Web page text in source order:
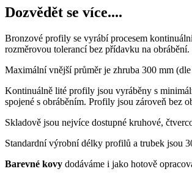
Dozvědět se více....
Bronzové profily se vyrábí procesem
rozměrovou tolerancí bez přídavku na
Maximální vnější průměr je zhruba 300 mm
Kontinuálně lité profily jsou vyráběny s
spojené s obráběním. Profily jsou zároveň bez
Skladově jsou nejvíce dostupné kruhové,
Standardní výrobní délky profilů a trubek jsou
Barevné kovy dodáváme i jako hotově